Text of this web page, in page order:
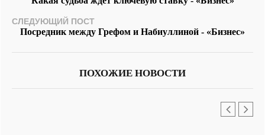
СЛЕДУЮЩИЙ ПОСТ
Посредник между Грефом и Набиуллиной - «Бизнес»
ПОХОЖИЕ НОВОСТИ